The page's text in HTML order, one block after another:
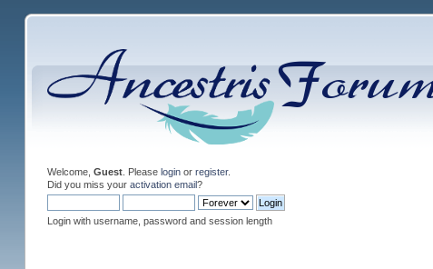
Welcome, Guest. Please loginor register.
Did you miss your activation email?
Login with username, password and session length